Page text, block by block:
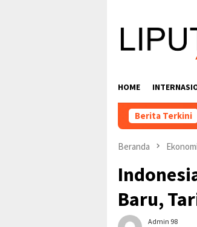
konten
HOME
Berita Terkini
Beranda Ekonomi
Baru,
Admin 98